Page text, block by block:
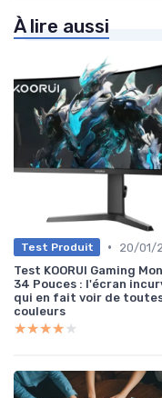
À lire aussi
Test Produit •
20/01/
Test KOORUI Gaming
34 Pouces : l'écran
qui en fait voir de
couleurs
★★★★★
★★★★★